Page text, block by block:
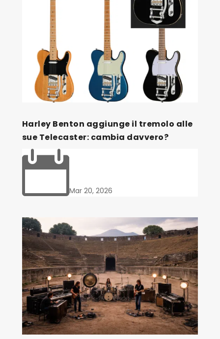
Harley Benton aggiunge il tremolo alle
sue Telecaster: cambia davvero?
Mar 20, 2026